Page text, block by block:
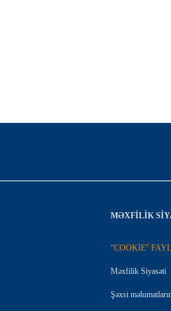
MƏXFİLİK
“COOKİE”
Məxfilik Siyasəti
Şəxsi